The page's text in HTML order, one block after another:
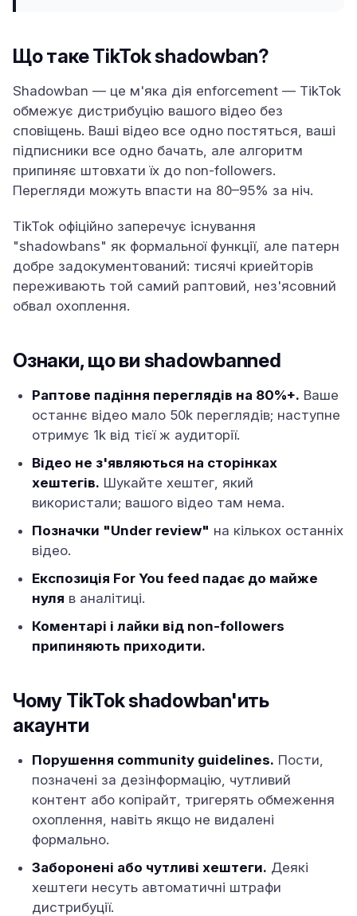
Що таке TikTok shadowban?
Shadowban — це м'яка дія enforcement — TikTok
обмежує дистрибуцію вашого відео без
сповіщень. Ваші відео все одно постяться, ваші
підписники все одно бачать, але алгоритм
припиняє штовхати їх до non-followers.
Перегляди можуть впасти на 80–95% за ніч.
TikTok офіційно заперечує існування
"shadowbans" як формальної функції, але патерн
добре задокументований: тисячі криейторів
переживають той самий раптовий, нез'ясовний
обвал охоплення.
Ознаки, що ви shadowbanned
Раптове падіння переглядів на 80%+. Ваше
останнє відео мало 50k переглядів; наступне
отримує 1k від тієї ж аудиторії.
Відео не з'являються на сторінках
хештегів. Шукайте хештег, який
використали; вашого відео там нема.
Позначки "Under review" на кількох останніх
відео.
Експозиція For You feed падає до майже
нуля в аналітиці.
Коментарі і лайки від non-followers
припиняють приходити.
Чому TikTok shadowban'ить
акаунти
Порушення community guidelines. Пости,
позначені за дезінформацію, чутливий
контент або копірайт, тригерять обмеження
охоплення, навіть якщо не видалені
формально.
Заборонені або чутливі хештеги. Деякі
хештеги несуть автоматичні штрафи
дистрибуції.